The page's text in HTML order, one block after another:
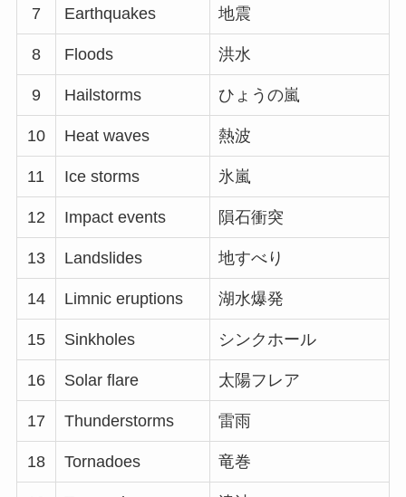
7 Earthquakes 地震
8 Floods 洪水
9 Hailstorms ひょうの嵐
10 Heat waves 熱波
11 Ice storms 氷嵐
12 Impact events 隕石衝突
13 Landslides 地すべり
14 Limnic eruptions 湖水爆発
15 Sinkholes シンクホール
16 Solar flare 太陽フレア
17 Thunderstorms 雷雨
18 Tornadoes 竜巻